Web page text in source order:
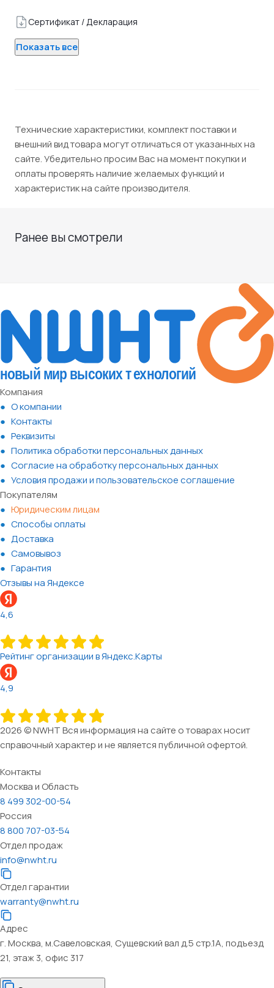
Сертификат / Декларация
Показать все
Технические характеристики, комплект поставки и
внешний вид товара могут отличаться от указанных на
сайте. Убедительно просим Вас на момент покупки и
оплаты проверять наличие желаемых функций и
характеристик на сайте производителя.
Ранее вы смотрели
Компания
О компании
Контакты
Реквизиты
Политика обработки персональных данных
Согласие на обработку персональных данных
Условия продажи и пользовательское соглашение
Покупателям
Юридическим лицам
Способы оплаты
Доставка
Самовывоз
Гарантия
Отзывы на Яндексе
4,6
Рейтинг организации в Яндекс.Карты
4,9
2026 © NWHT Вся информация на сайте о товарах носит
справочный характер и не является публичной офертой.
Контакты
Москва и Область
8 499 302-00-54
Россия
8 800 707-03-54
Отдел продаж
info@nwht.ru
Отдел гарантии
warranty@nwht.ru
Адрес
г. Москва, м.Савеловская, Сущевский вал д.5 стр.1А, подъезд
21, этаж 3, офис 317